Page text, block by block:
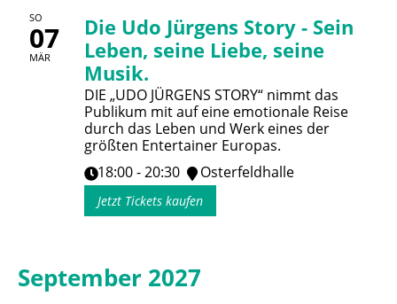
SO
07
MÄR
Die Udo Jürgens Story - Sein
Leben, seine Liebe, seine
Musik.
DIE „UDO JÜRGENS STORY“ nimmt das
Publikum mit auf eine emotionale Reise
durch das Leben und Werk eines der
größten Entertainer Europas.
18:00 - 20:30
Osterfeldhalle
Jetzt Tickets kaufen
September 2027